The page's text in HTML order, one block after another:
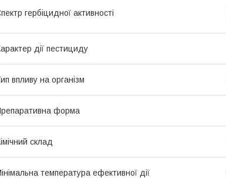
гербіцидної активності
дії пестициду
впливу на організм
форма
склад
температура ефективної дії